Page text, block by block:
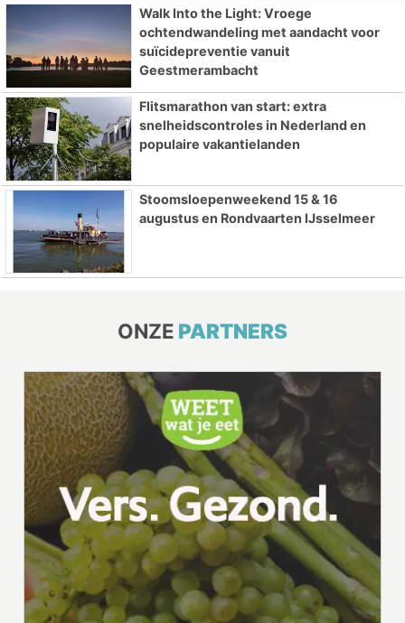
Walk Into the Light: Vroege
ochtendwandeling met aandacht voor
suïcidepreventie vanuit
Geestmerambacht
Flitsmarathon van start: extra
snelheidscontroles in Nederland en
populaire vakantielanden
Stoomsloepenweekend 15 & 16
augustus en Rondvaarten IJsselmeer
ONZE PARTNERS